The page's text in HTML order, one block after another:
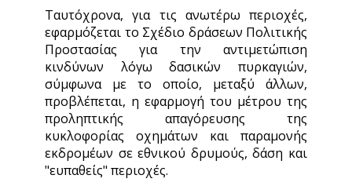
Ταυτόχρονα, για τις ανωτέρω περιοχές,
εφαρμόζεται το Σχέδιο δράσεων Πολιτικής
Προστασίας για την αντιμετώπιση
κινδύνων λόγω δασικών πυρκαγιών,
σύμφωνα με το οποίο, μεταξύ άλλων,
προβλέπεται, η εφαρμογή του μέτρου της
προληπτικής απαγόρευσης της
κυκλοφορίας οχημάτων και παραμονής
εκδρομέων σε εθνικού δρυμούς, δάση και
"ευπαθείς" περιοχές.